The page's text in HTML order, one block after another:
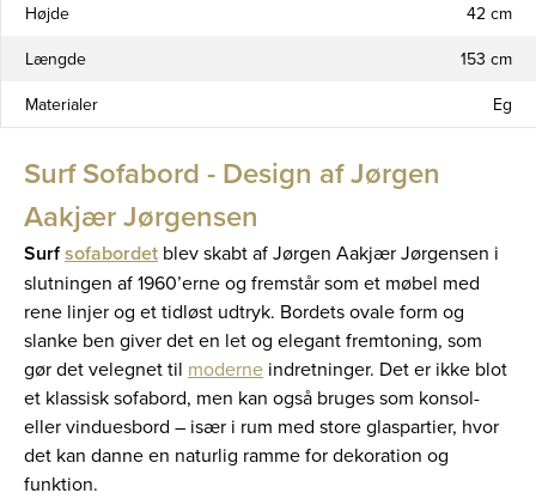
Højde
42 cm
Længde
153 cm
Materialer
Eg
Surf Sofabord - Design af Jørgen
Aakjær Jørgensen
Surfsofabordet blev skabt af Jørgen Aakjær Jørgensen i
slutningen af 1960’erne og fremstår som et møbel med
rene linjer og et tidløst udtryk. Bordets ovale form og
slanke ben giver det en let og elegant fremtoning, som
gør det velegnet til moderne indretninger. Det er ikke blot
et klassisk sofabord, men kan også bruges som konsol-
eller vinduesbord – især i rum med store glaspartier, hvor
det kan danne en naturlig ramme for dekoration og
funktion.